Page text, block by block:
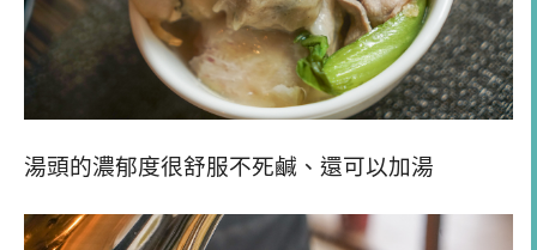
湯頭的濃郁度很舒服不死鹹、還可以加湯